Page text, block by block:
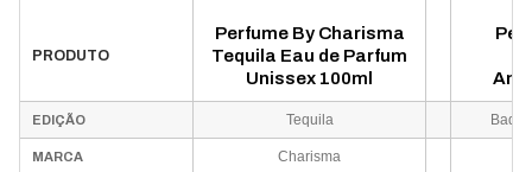
PRODUTO
Perfume By Charisma
Tequila Eau de Parfum
Unissex 100ml
EDIÇÃO Tequila
MARCA Charisma